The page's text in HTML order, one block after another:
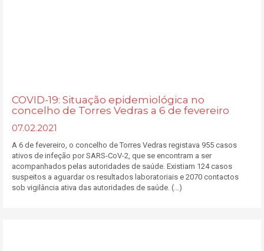
COVID-19: Situação epidemiológica no
concelho de Torres Vedras a 6 de fevereiro
07.02.2021
A 6 de fevereiro, o concelho de Torres Vedras registava 955 casos
ativos de infeção por SARS-CoV-2, que se encontram a ser
acompanhados pelas autoridades de saúde. Existiam 124 casos
suspeitos a aguardar os resultados laboratoriais e 2070 contactos
sob vigilância ativa das autoridades de saúde. (...)